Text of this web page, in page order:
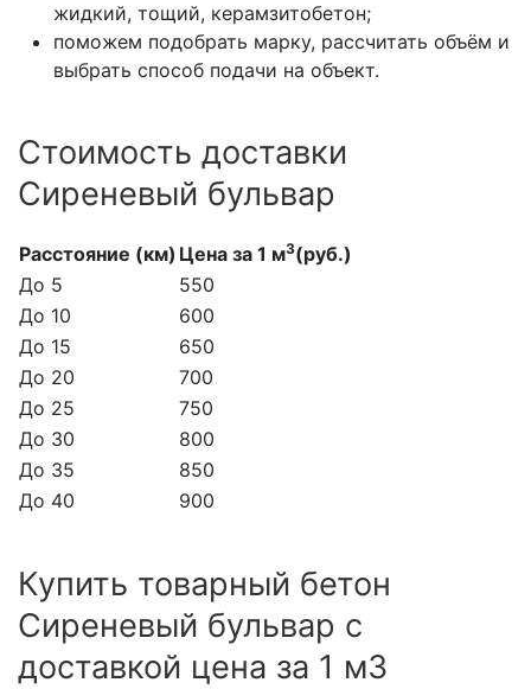
жидкий, тощий, керамзитобетон;
поможем подобрать марку, рассчитать объём и
выбрать способ подачи на объект.
Стоимость доставки
Сиреневый бульвар
Расстояние (км) Цена за 1 м3(руб.)
До 5
550
До 10
600
До 15
650
До 20
700
До 25
750
До 30
800
До 35
850
До 40
900
Купить товарный бетон
Сиреневый бульвар с
доставкой цена за 1 м3